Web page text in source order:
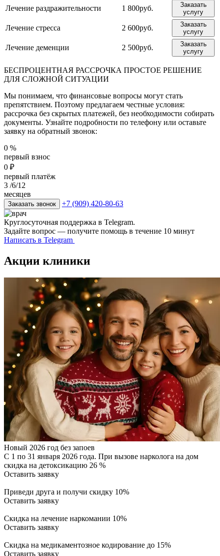
Лечение раздражительности 1 800руб.
Заказать
услугу
Лечение стресса 2 600руб.
Заказать
услугу
Лечение деменции 2 500руб.
Заказать
услугу
БЕСПРОЦЕНТНАЯ РАССРОЧКА ПРОСТОЕ РЕШЕНИЕ
ДЛЯ СЛОЖНОЙ СИТУАЦИИ
Мы понимаем, что финансовые вопросы могут стать
препятствием. Поэтому предлагаем честные условия:
рассрочка без скрытых платежей, без необходимости собирать
документы. Узнайте подробности по телефону или оставьте
заявку на обратный звонок:
0 %
первый взнос
0 ₽
первый платёж
3 /6/12
месяцев
Заказать звонок +7 (909) 420-80-63
Круглосуточная поддержка в Telegram.
Задайте вопрос — получите помощь в течение 10 минут
Написать в Telegram
Акции клиники
Новый 2026 год без запоев
С 1 по 31 января 2026 года. При вызове нарколога на дом
скидка на детоксикацию 26 %
Оставить заявку
Приведи друга и получи скидку 10%
Оставить заявку
Скидка на лечение наркомании 10%
Оставить заявку
Скидка на медикаментозное кодирование до 15%
Оставить заявку